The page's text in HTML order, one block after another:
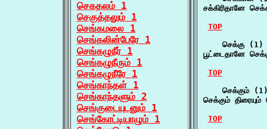
செகதலம் 1
செகுத்தலும் 1
செங்கமலை 1
செங்கலின்பேரே 1
செங்கழுநீர் 1
செங்கழுநீரும் 1
செங்கழுநீரே 1
செங்காந்தள் 1
செங்காந்தளும் 2
செங்குடையுடனும் 1
செங்கோட்டியாழும் 1
சக்கிரிதானே
TOP
    செக்கு (1)
பூட்டைதானே
TOP
செக்கும்
செக்கும்
TOP